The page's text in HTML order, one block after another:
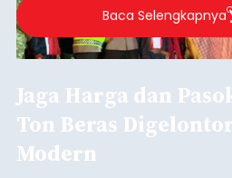
Baca Selengkapnya
Jaga Harga dan
Ton Beras
Modern